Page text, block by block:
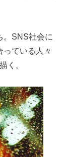
。SNS社会に
っている人々
く。